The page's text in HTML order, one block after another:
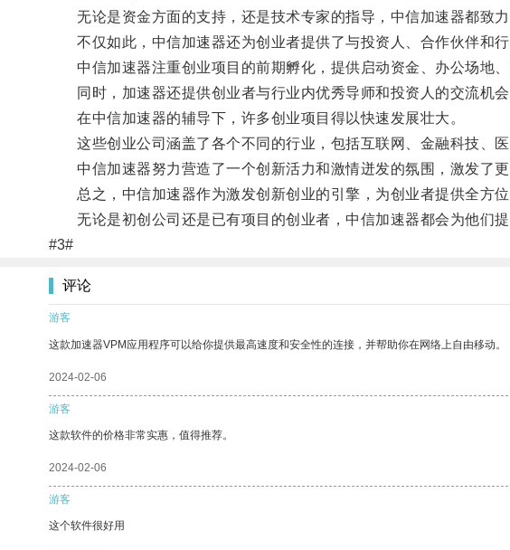
无论是资金方面的支持，还是技术专家的指导，中信加速器都致力
不仅如此，中信加速器还为创业者提供了与投资人、合作伙伴和行
中信加速器注重创业项目的前期孵化，提供启动资金、办公场地、
同时，加速器还提供创业者与行业内优秀导师和投资人的交流机会
在中信加速器的辅导下，许多创业项目得以快速发展壮大。
这些创业公司涵盖了各个不同的行业，包括互联网、金融科技、医
中信加速器努力营造了一个创新活力和激情迸发的氛围，激发了更
总之，中信加速器作为激发创新创业的引擎，为创业者提供全方位
无论是初创公司还是已有项目的创业者，中信加速器都会为他们提
#3#
评论
游客
这款加速器VPM应用程序可以给你提供最高速度和安全性的连接，并帮助你在网络上自由移动。
2024-02-06
游客
这款软件的价格非常实惠，值得推荐。
2024-02-06
游客
这个软件很好用